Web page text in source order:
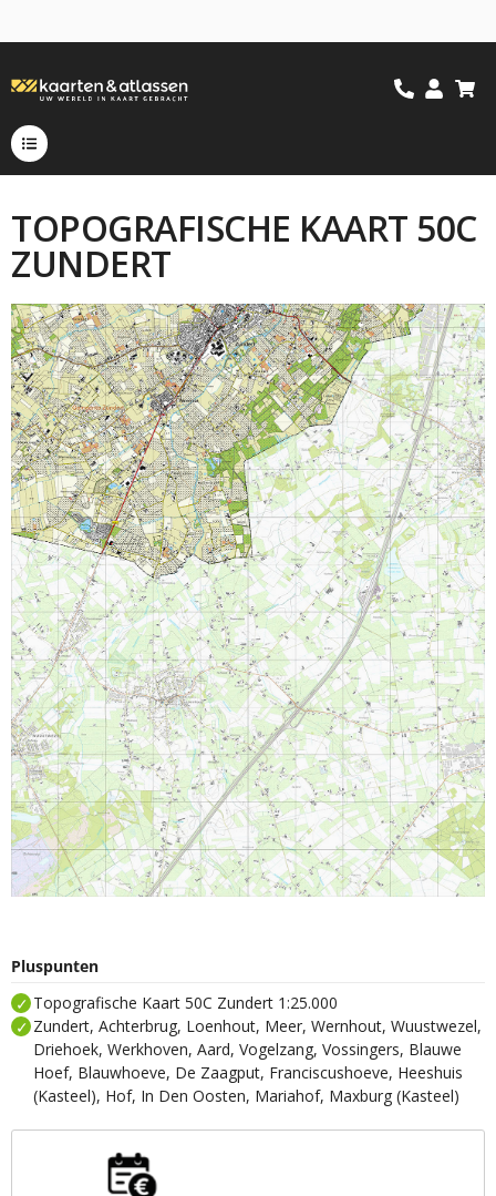
TOPOGRAFISCHE KAART 50C
ZUNDERT
Pluspunten
Topografische Kaart 50C Zundert 1:25.000
Zundert, Achterbrug, Loenhout, Meer, Wernhout, Wuustwezel,
Driehoek, Werkhoven, Aard, Vogelzang, Vossingers, Blauwe
Hoef, Blauwhoeve, De Zaagput, Franciscushoeve, Heeshuis
(Kasteel), Hof, In Den Oosten, Mariahof, Maxburg (Kasteel)